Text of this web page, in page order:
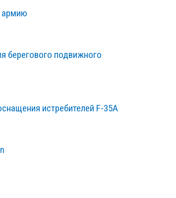
армию
берегового подвижного
истребителей F-35A